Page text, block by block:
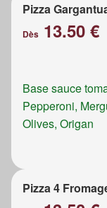
Pizza
Dès 13.50 €
Base sauce
Pepperoni,
Olives, Origan
Pizza 4